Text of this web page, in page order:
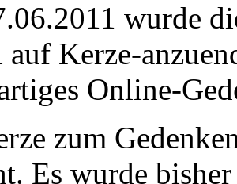
wurde
auf Kerze-
Online-
zum
Es wurde